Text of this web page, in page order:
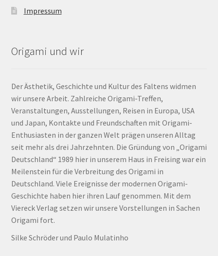
Impressum
Origami und wir
Der Ästhetik, Geschichte und Kultur des Faltens widmen
wir unsere Arbeit. Zahlreiche Origami-Treffen,
Veranstaltungen, Ausstellungen, Reisen in Europa, USA
und Japan, Kontakte und Freundschaften mit Origami-
Enthusiasten in der ganzen Welt prägen unseren Alltag
seit mehr als drei Jahrzehnten. Die Gründung von „Origami
Deutschland“ 1989 hier in unserem Haus in Freising war ein
Meilenstein für die Verbreitung des Origami in
Deutschland. Viele Ereignisse der modernen Origami-
Geschichte haben hier ihren Lauf genommen. Mit dem
Viereck Verlag setzen wir unsere Vorstellungen in Sachen
Origami fort.
Silke Schröder und Paulo Mulatinho